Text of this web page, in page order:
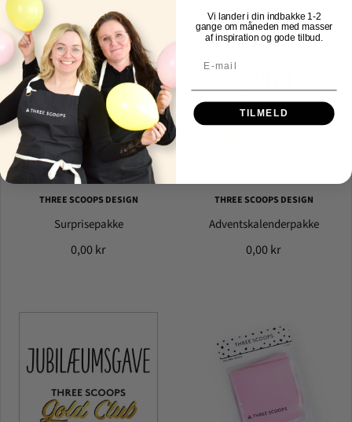
THREE SCOOPS DESIGN
Surprisepakke
0,00 kr
THREE SCOOPS DESIGN
Adventskalenderpakke
0,00 kr
Vi lander i din indbakke 1-2
gange om måneden med masser
af inspiration og gode tilbud.
TILMELD